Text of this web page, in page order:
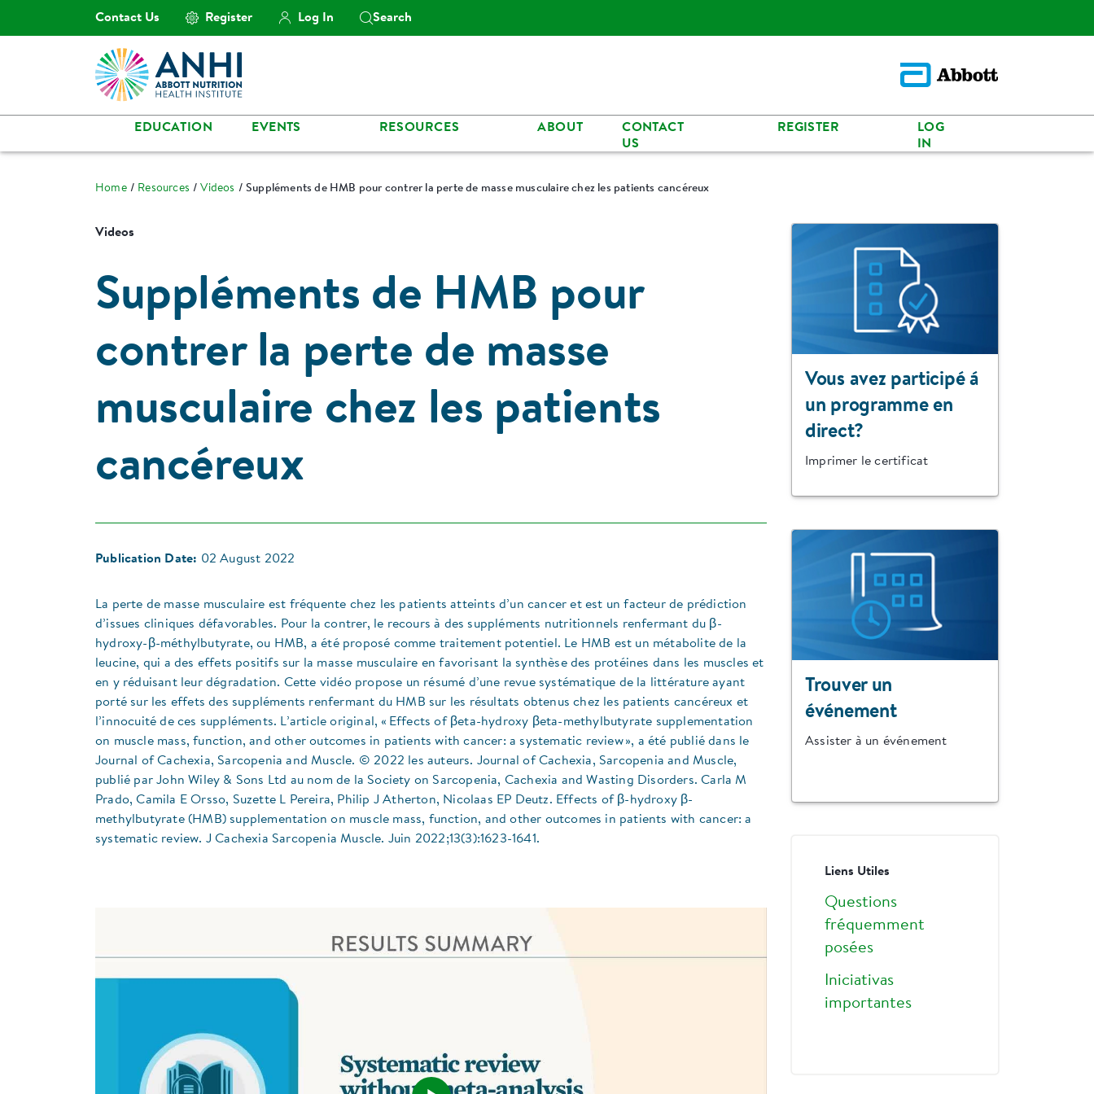
Contact Us Register Log In Search
EDUCATION EVENTS RESOURCES ABOUT
CONTACT
US
REGISTER
LOG
IN
Home Resources Videos Suppléments de HMB pour contrer la perte de masse musculaire chez les patients cancéreux
Videos
Suppléments de HMB pour
contrer la perte de masse
musculaire chez les patients
cancéreux
Publication Date: 02 August 2022
La perte de masse musculaire est fréquente chez les patients atteints d’un cancer et est un facteur de prédiction
d’issues cliniques défavorables. Pour la contrer, le recours à des suppléments nutritionnels renfermant du β-
hydroxy-β-méthylbutyrate, ou HMB, a été proposé comme traitement potentiel. Le HMB est un métabolite de la
leucine, qui a des effets positifs sur la masse musculaire en favorisant la synthèse des protéines dans les muscles et
en y réduisant leur dégradation. Cette vidéo propose un résumé d’une revue systématique de la littérature ayant
porté sur les effets des suppléments renfermant du HMB sur les résultats obtenus chez les patients cancéreux et
l’innocuité de ces suppléments. L’article original, « Effects of βeta-hydroxy βeta-methylbutyrate supplementation
on muscle mass, function, and other outcomes in patients with cancer: a systematic review », a été publié dans le
Journal of Cachexia, Sarcopenia and Muscle. © 2022 les auteurs. Journal of Cachexia, Sarcopenia and Muscle,
publié par John Wiley & Sons Ltd au nom de la Society on Sarcopenia, Cachexia and Wasting Disorders. Carla M
Prado, Camila E Orsso, Suzette L Pereira, Philip J Atherton, Nicolaas EP Deutz. Effects of β-hydroxy β-
methylbutyrate (HMB) supplementation on muscle mass, function, and other outcomes in patients with cancer: a
systematic review. J Cachexia Sarcopenia Muscle. Juin 2022;13(3):1623-1641.
Vous avez participé á
un programme en
direct?
Imprimer le certificat
Trouver un
événement
Assister à un événement
Liens Utiles
Questions
fréquemment
posées
Iniciativas
importantes